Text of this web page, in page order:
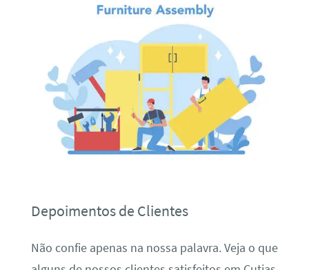
Depoimentos de Clientes
Não confie apenas na nossa palavra. Veja o que